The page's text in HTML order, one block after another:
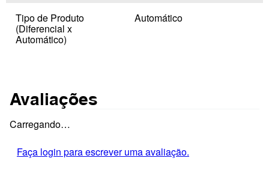
Tipo de Produto
(Diferencial x
Automático)
Automático
Avaliações
Carregando…
Faça login para escrever uma avaliação.